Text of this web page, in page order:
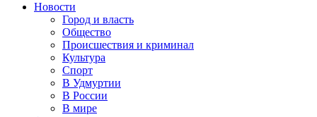
Новости
Город и власть
Общество
Происшествия и криминал
Культура
Спорт
В Удмуртии
В России
В мире